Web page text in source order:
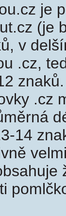
je
(je
v
.cz,
.cz
14